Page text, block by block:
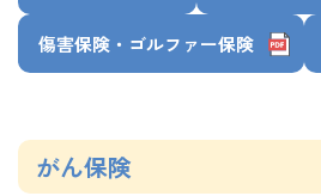
傷害保険・ゴルファー保険
がん保険